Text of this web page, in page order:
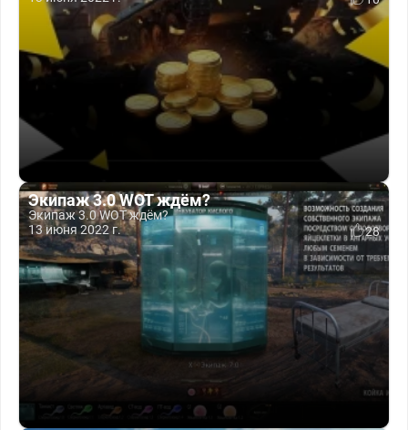
Экипаж 3.0 WOT ждём?
Экипаж 3.0 WOT ждём?
13 июня 2022 г.
28